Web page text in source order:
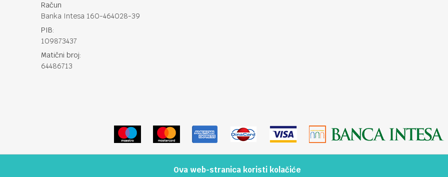
Račun
Banka Intesa 160-464028-39
PIB:
109873437
Matični broj:
64486713
Ova web-stranica koristi kolačiće